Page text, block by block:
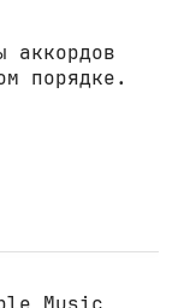
аккордов
порядке.